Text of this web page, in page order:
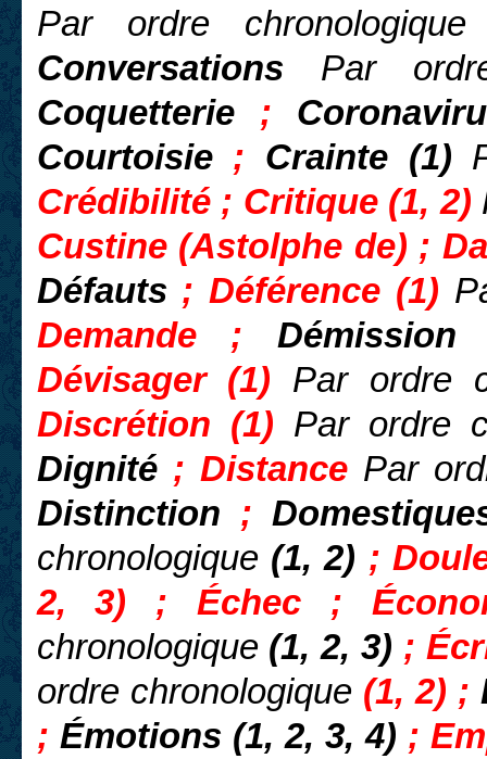
Par ordre
Conversations Par
Coquetterie ;
Courtoisie ; Crainte (1)
Crédibilité ; Critique (1, 2)
Custine (Astolphe de) ;
Défauts ; Déférence (1)
Demande ;Démission
Dévisager (1) Par ordre
Discrétion (1) Par ordre
Dignité ; Distance Par
Distinction ;
chronologique(1, 2) ;
2, 3) ; Échec ;
chronologique(1, 2, 3) ;
ordre chronologique (1, 2) ;
; Émotions (1, 2, 3, 4) ;